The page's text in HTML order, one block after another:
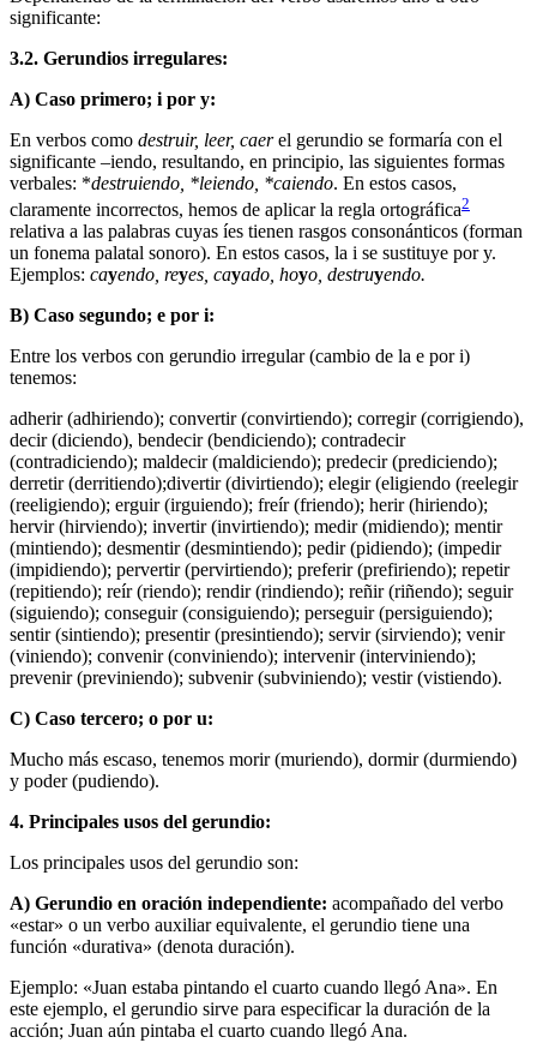
significante:
3.2. Gerundios irregulares:
A) Caso primero; i por y:
En verbos como destruir, leer, caerel gerundio se formaría con el
significante –iendo, resultando, en principio, las siguientes formas
verbales: *destruiendo, *leiendo, *caiendo. En estos casos,
claramente incorrectos, hemos de aplicar la regla ortográfica2
relativa a las palabras cuyas íes tienen rasgos conso­nánticos (forman
un fonema palatal sonoro). En estos casos, la i se sustituye por y.
Ejemplos: cayendo, reyes, cayado, hoyo, destruyendo.
B) Caso segundo; e por i:
Entre los verbos con gerundio irregular (cambio de la e por i)
tenemos:
adherir (adhiriendo); convertir (convirtiendo); corregir (corrigiendo),
decir (diciendo), bendecir (bendiciendo); contradecir
(contradiciendo); maldecir (maldiciendo); predecir (prediciendo);
derretir (derritiendo);divertir (divirtiendo); elegir (eligiendo (reelegir
(reeligiendo); erguir (irguiendo); freír (frien­do); herir (hiriendo);
hervir (hirviendo); invertir (invirtiendo); medir (midiendo); mentir
(mintiendo); desmentir (desmintiendo); pedir (pidiendo); (impedir
(impidiendo); pervertir (pervirtiendo); preferir (prefiriendo); repetir
(repitiendo); reír (riendo); rendir (rindiendo); reñir (riñendo); seguir
(siguiendo); conseguir (consiguiendo); perseguir (persiguiendo);
sentir (sintiendo); presentir (presintiendo); servir (sirviendo); venir
(viniendo); convenir (conviniendo); intervenir (interviniendo);
prevenir (previniendo); subvenir (subviniendo); vestir (vistiendo).
C) Caso tercero; o por u:
Mucho más escaso, tenemos morir (muriendo), dormir (durmiendo)
y poder (pudiendo).
4. Principales usos del gerundio:
Los principales usos del gerundio son:
A) Gerundio en oración independiente: acompañado del verbo
«estar» o un verbo auxiliar equivalente, el gerundio tiene una
función «durativa» (denota duración).
Ejemplo: «Juan estaba pintando el cuarto cuando llegó Ana». En
este ejemplo, el gerundio sir­ve para especificar la duración de la
acción; Juan aún pintaba el cuarto cuando llegó Ana.